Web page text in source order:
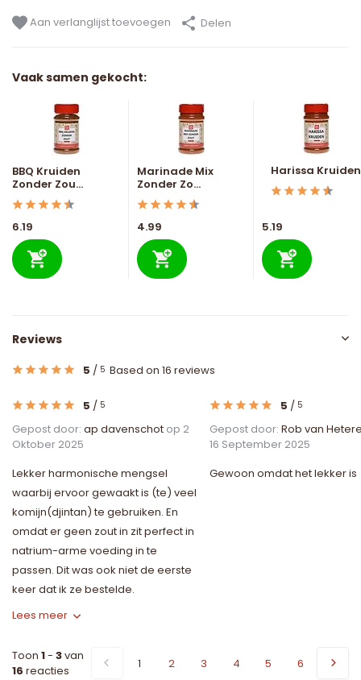
Aan verlanglijst toevoegen Delen
Vaak samen gekocht:
BBQ Kruiden
Zonder Zou...
6.19
Marinade Mix
Zonder Zo...
4.99
Harissa Kruiden
5.19
Reviews
5 / 5 Based on 16 reviews
5 / 5
Gepost door: ap davenschot op 2
Oktober 2025
Lekker harmonische mengsel
waarbij ervoor gewaakt is (te) veel
komijn(djintan) te gebruiken. En
omdat er geen zout in zit perfect in
natrium-arme voeding in te
passen. Dit was ook niet de eerste
keer dat ik ze bestelde.
Lees meer
5 / 5
Gepost door: Rob van
16 September 2025
Gewoon omdat het lekker is
Toon 1- 3van
16 reacties 1 2 3 4 5 6